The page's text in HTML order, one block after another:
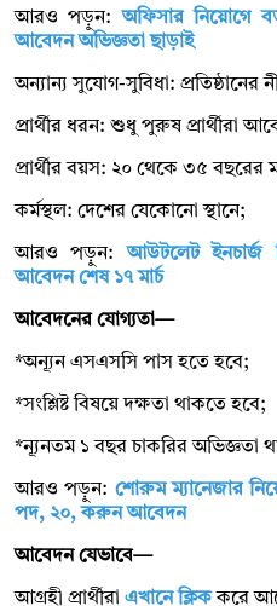
আরও পড়ুন:অফিসার নিয়োগে
আবেদন অভিজ্ঞতা ছাড়াই
অন্যান্য সুযোগ-সুবিধা: প্রতিষ্ঠানের
প্রার্থীর ধরন: শুধু পুরুষ প্রার্থীরা
প্রার্থীর বয়স: ২০ থেকে ৩৫ বছরের
কর্মস্থল: দেশের যেকোনো স্থানে;
আরও পড়ুন:আউটলেট ইনচার্জ
আবেদন শেষ ১৭ মার্চ
আবেদনের যোগ্যতা—
*অন্যূন এসএসসি পাস হতে হবে;
*সংশ্লিষ্ট বিষয়ে দক্ষতা থাকতে হবে;
*ন্যূনতম ১ বছর চাকরির অভিজ্ঞতা
আরও পড়ুন: শোরুম ম্যানেজার
পদ, ২০, করুন আবেদন
আবেদন যেভাবে—
আগ্রহী প্রার্থীরা এখানে ক্লিককরে